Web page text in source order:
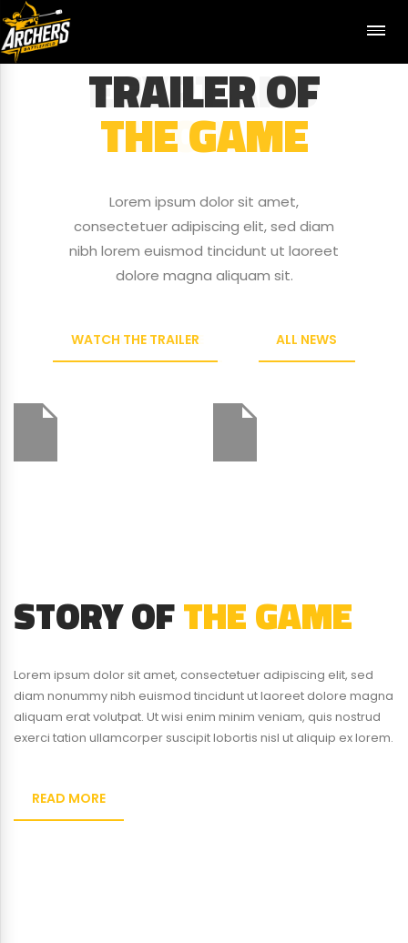
EGYPT AND
WORLD
Lorem ipsum dolor sit amet,
consectetuer adipiscing elit, sed diam
nibh lorem euismod tincidunt ut laoreet
dolore magna aliquam sit.
ABOUT THE GAME NEWS
TRAILER OF
THE GAME
Lorem ipsum dolor sit amet,
consectetuer adipiscing elit, sed diam
nibh lorem euismod tincidunt ut laoreet
dolore magna aliquam sit.
WATCH THE TRAILER ALL NEWS
STORY OFTHE GAME
Lorem ipsum dolor sit amet, consectetuer adipiscing elit, sed
diam nonummy nibh euismod tincidunt ut laoreet dolore magna
aliquam erat volutpat. Ut wisi enim minim veniam, quis nostrud
exerci tation ullamcorper suscipit lobortis nisl ut aliquip ex lorem.
READ MORE